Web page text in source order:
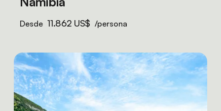
Desde 11.862 US$ /persona